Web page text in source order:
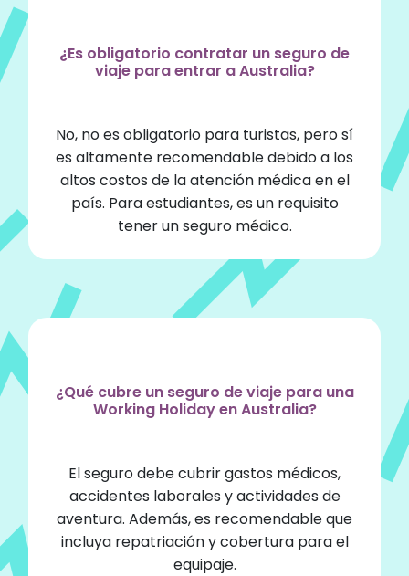
¿Es obligatorio contratar un seguro de
viaje para entrar a Australia?
No, no es obligatorio para turistas, pero sí
es altamente recomendable debido a los
altos costos de la atención médica en el
país. Para estudiantes, es un requisito
tener un seguro médico.
¿Qué cubre un seguro de viaje para una
Working Holiday en Australia?
El seguro debe cubrir gastos médicos,
accidentes laborales y actividades de
aventura. Además, es recomendable que
incluya repatriación y cobertura para el
equipaje.